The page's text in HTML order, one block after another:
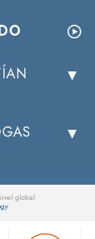
global